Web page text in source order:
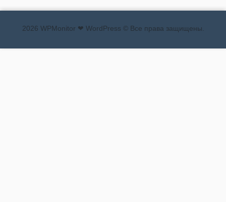
2026 WPMonitor ❤ WordPress © Все права защищены.